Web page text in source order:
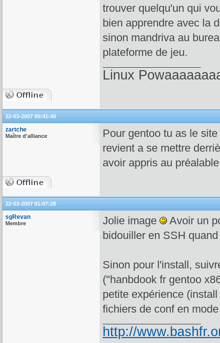
trouver quelqu'un qui
bien apprendre avec la
sinon mandriva au
plateforme de jeu.
Linux
22-03-2007 00:41:40
zartche
Maître d'alliance
Pour gentoo tu as le
revient a se mettre
avoir appris au
22-03-2007 01:07:28
sgRevan
Membre Jolie image
Avoir un
bidouiller en SSH
Sinon pour l'install,
("hanbdook fr gentoo
petite expérience
fichiers de conf en
http://